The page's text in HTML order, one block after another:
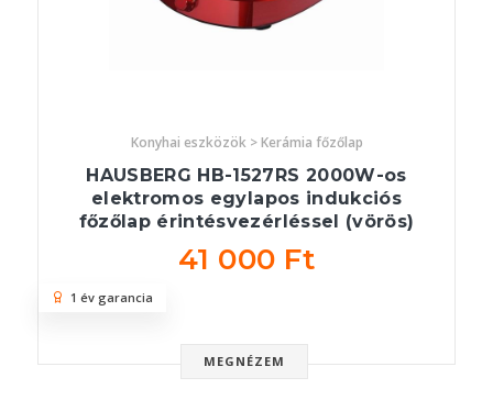
Konyhai eszközök > Kerámia főzőlap
HAUSBERG HB-1527RS 2000W-os
elektromos egylapos indukciós
főzőlap érintésvezérléssel (vörös)
41 000 Ft
MEGNÉZEM
1 év garancia